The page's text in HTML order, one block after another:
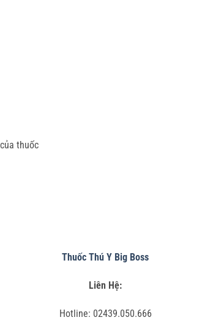
thuốc
Thuốc Thú Y Big Boss
Liên Hệ:
Hotline: 02439.050.666